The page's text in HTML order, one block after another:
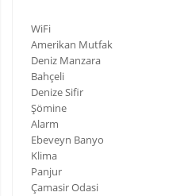
WiFi
Amerikan Mutfak
Deniz Manzara
Bahçeli
Denize Sifir
Şömine
Alarm
Ebeveyn Banyo
Klima
Panjur
Çamasir Odasi